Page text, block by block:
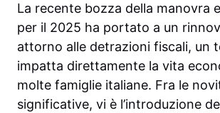
La recente bozza della manovra
per il 2025 ha portato a un
attorno alle detrazioni fiscali, un
impatta direttamente la vita
molte famiglie italiane. Fra le
significative, vi è l’introduzione